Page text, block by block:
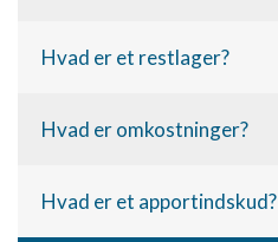
Hvad er et restlager?
Hvad er omkostninger?
Hvad er et apportindskud?